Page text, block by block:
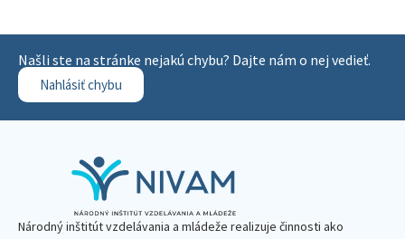
Našli ste na stránke nejakú chybu? Dajte nám o nej vedieť.
Nahlásiť chybu
Národný inštitút vzdelávania a mládeže realizuje činnosti ako